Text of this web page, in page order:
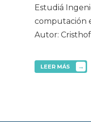
Estudiá
computación
Autor:
LEER MÁS →